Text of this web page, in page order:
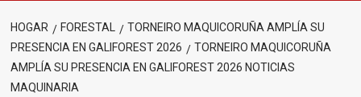
HOGAR FORESTAL
TORNEIRO MAQUICORUÑA AMPLÍA SU
PRESENCIA EN GALIFOREST 2026
TORNEIRO MAQUICORUÑA
AMPLÍA SU PRESENCIA EN GALIFOREST 2026 NOTICIAS
MAQUINARIA